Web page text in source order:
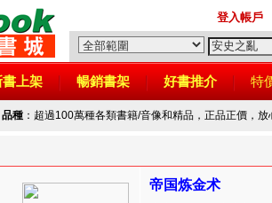
登入帳戶
書上架 暢銷書架 好書推介 特
品種 ：超過100萬種各類書籍/音像和精品，正品正價，
帝国炼金术